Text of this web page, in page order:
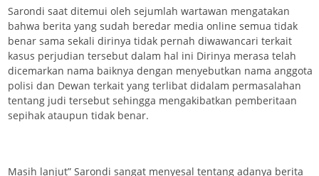
Sarondi saat ditemui oleh sejumlah wartawan mengatakan
bahwa berita yang sudah beredar media online semua tidak
benar sama sekali dirinya tidak pernah diwawancari terkait
kasus perjudian tersebut dalam hal ini Dirinya merasa telah
dicemarkan nama baiknya dengan menyebutkan nama anggota
polisi dan Dewan terkait yang terlibat didalam permasalahan
tentang judi tersebut sehingga mengakibatkan pemberitaan
sepihak ataupun tidak benar.
Masih lanjut” Sarondi sangat menyesal tentang adanya berita